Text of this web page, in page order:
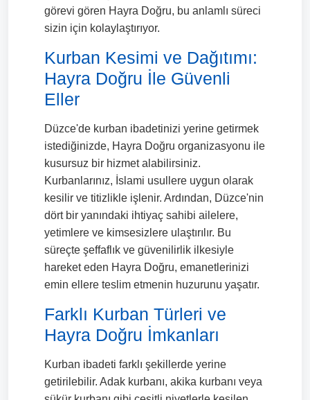
görevi gören Hayra Doğru, bu anlamlı süreci
sizin için kolaylaştırıyor.
Kurban Kesimi ve Dağıtımı:
Hayra Doğru İle Güvenli
Eller
Düzce'de kurban ibadetinizi yerine getirmek
istediğinizde, Hayra Doğru organizasyonu ile
kusursuz bir hizmet alabilirsiniz.
Kurbanlarınız, İslami usullere uygun olarak
kesilir ve titizlikle işlenir. Ardından, Düzce'nin
dört bir yanındaki ihtiyaç sahibi ailelere,
yetimlere ve kimsesizlere ulaştırılır. Bu
süreçte şeffaflık ve güvenilirlik ilkesiyle
hareket eden Hayra Doğru, emanetlerinizi
emin ellere teslim etmenin huzurunu yaşatır.
Farklı Kurban Türleri ve
Hayra Doğru İmkanları
Kurban ibadeti farklı şekillerde yerine
getirilebilir. Adak kurbanı, akika kurbanı veya